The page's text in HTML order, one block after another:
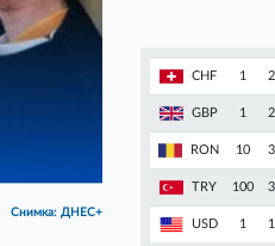
Снимка: ДНЕС+
CHF 1
GBP 1
RON 10
TRY 100
USD 1